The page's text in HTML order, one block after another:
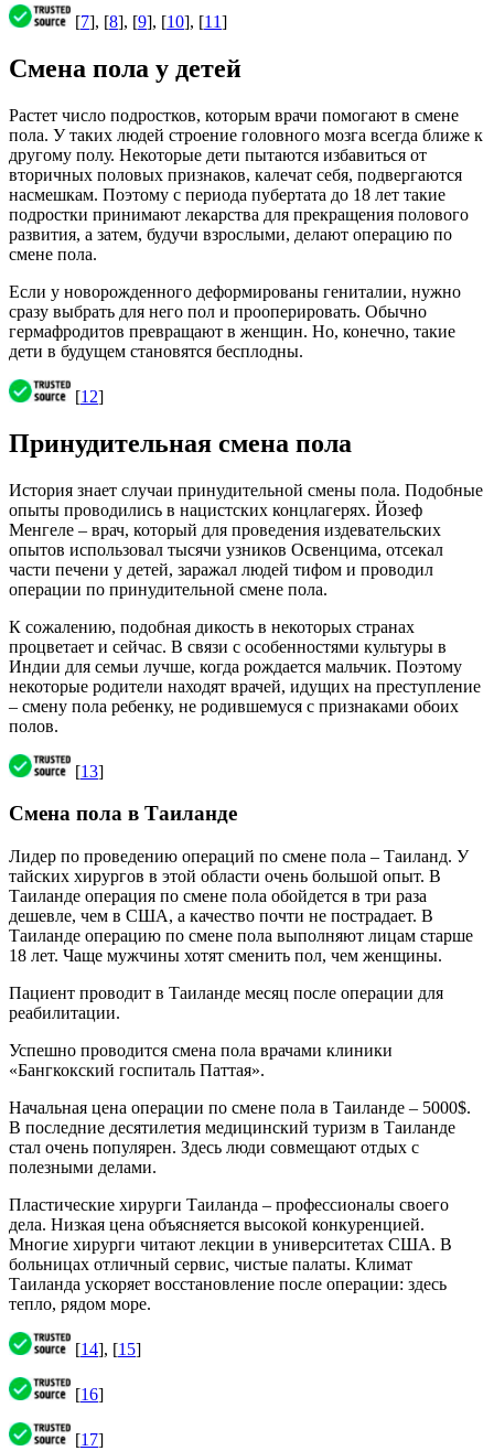
[7], [8], [9], [10], [11]
Смена пола у детей
Растет число подростков, которым врачи помогают в смене
пола. У таких людей строение головного мозга всегда ближе к
другому полу. Некоторые дети пытаются избавиться от
вторичных половых признаков, калечат себя, подвергаются
насмешкам. Поэтому с периода пубертата до 18 лет такие
подростки принимают лекарства для прекращения полового
развития, а затем, будучи взрослыми, делают операцию по
смене пола.
Если у новорожденного деформированы гениталии, нужно
сразу выбрать для него пол и прооперировать. Обычно
гермафродитов превращают в женщин. Но, конечно, такие
дети в будущем становятся бесплодны.
[12]
Принудительная смена пола
История знает случаи принудительной смены пола. Подобные
опыты проводились в нацистских концлагерях. Йозеф
Менгеле – врач, который для проведения издевательских
опытов использовал тысячи узников Освенцима, отсекал
части печени у детей, заражал людей тифом и проводил
операции по принудительной смене пола.
К сожалению, подобная дикость в некоторых странах
процветает и сейчас. В связи с особенностями культуры в
Индии для семьи лучше, когда рождается мальчик. Поэтому
некоторые родители находят врачей, идущих на преступление
– смену пола ребенку, не родившемуся с признаками обоих
полов.
[13]
Смена пола в Таиланде
Лидер по проведению операций по смене пола – Таиланд. У
тайских хирургов в этой области очень большой опыт. В
Таиланде операция по смене пола обойдется в три раза
дешевле, чем в США, а качество почти не пострадает. В
Таиланде операцию по смене пола выполняют лицам старше
18 лет. Чаще мужчины хотят сменить пол, чем женщины.
Пациент проводит в Таиланде месяц после операции для
реабилитации.
Успешно проводится смена пола врачами клиники
«Бангкокский госпиталь Паттая».
Начальная цена операции по смене пола в Таиланде – 5000$.
В последние десятилетия медицинский туризм в Таиланде
стал очень популярен. Здесь люди совмещают отдых с
полезными делами.
Пластические хирурги Таиланда – профессионалы своего
дела. Низкая цена объясняется высокой конкуренцией.
Многие хирурги читают лекции в университетах США. В
больницах отличный сервис, чистые палаты. Климат
Таиланда ускоряет восстановление после операции: здесь
тепло, рядом море.
[14], [15]
[16]
[17]